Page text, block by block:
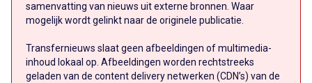
samenvatting van nieuws uit externe bronnen. Waar
mogelijk wordt gelinkt naar de originele publicatie.
Transfernieuws slaat geen afbeeldingen of multimedia-
inhoud lokaal op. Afbeeldingen worden rechtstreeks
geladen van de content delivery netwerken (CDN’s) van de